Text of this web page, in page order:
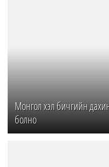
Монгол хэл бичгийн
болно